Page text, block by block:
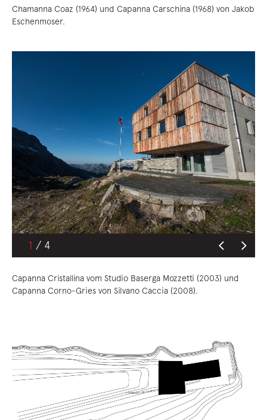
Chamanna Coaz (1964) und Capanna Carschina (1968) von Jakob
Eschenmoser.
1
Capanna Cristallina vom Studio Baserga Mozzetti (2003) und
Capanna Corno-Gries von Silvano Caccia (2008).